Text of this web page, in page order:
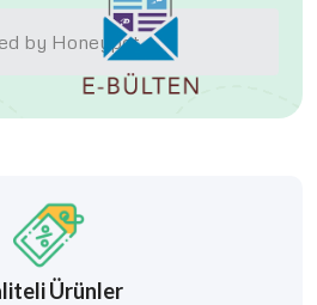
by Honeypot.
Ürünler